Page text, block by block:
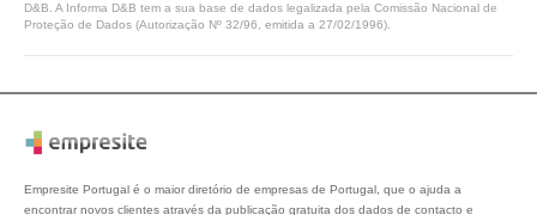
D&B. A Informa D&B tem a sua base de dados legalizada pela Comissão Nacional de
Proteção de Dados (Autorização Nº 32/96, emitida a 27/02/1996).
Empresite Portugal é o maior diretório de empresas de Portugal, que o ajuda a
encontrar novos clientes através da publicação gratuita dos dados de contacto e